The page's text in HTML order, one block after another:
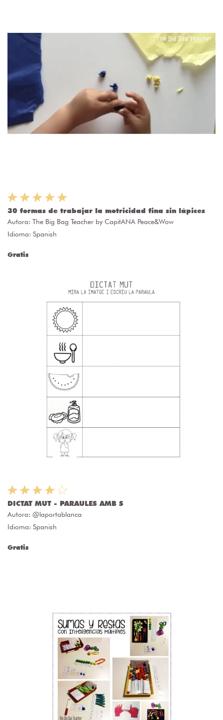
30 formas de trabajar la motricidad fina sin lápices
Autora: The Big Bag Teacher by CapitANA Peace&Wow
Idioma: Spanish
Gratis
DICTAT MUT - PARAULES AMB S
Autora: @laportablanca
Idioma: Spanish
Gratis